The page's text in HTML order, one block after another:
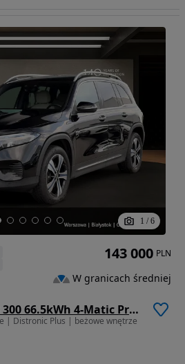
1 / 6
Mercedes-Benz EQB 300 66.5kWh 4-Matic Progressive
| Distronic Plus | beżowe wnętrze
143 000 PLN
W granicach średniej